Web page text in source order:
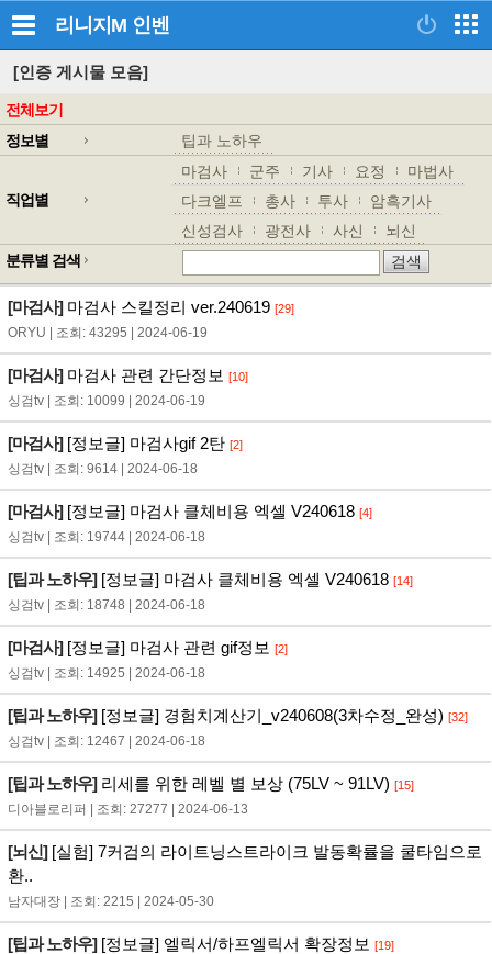
리니지M 인벤
[인증 게시물 모음]
전체보기
정보별
팁과 노하우
직업별
마검사 군주 기사 요정
마법사
다크엘프
총사 투사
암흑기사
신성검사
광전사 사신
뇌신
분류별 검색
[마검사]마검사 스킬정리 ver.240619 [29]
ORYU | 조회: 43295 | 2024-06-19
[마검사]마검사 관련 간단정보 [10]
싱검tv | 조회: 10099 | 2024-06-19
[마검사][정보글] 마검사gif 2탄 [2]
싱검tv | 조회: 9614 | 2024-06-18
[마검사][정보글] 마검사 클체비용 엑셀 V240618 [4]
싱검tv | 조회: 19744 | 2024-06-18
[팁과 노하우][정보글] 마검사 클체비용 엑셀 V240618 [14]
싱검tv | 조회: 18748 | 2024-06-18
[마검사][정보글] 마검사 관련 gif정보 [2]
싱검tv | 조회: 14925 | 2024-06-18
[팁과 노하우][정보글] 경험치계산기_v240608(3차수정_완성) [32]
싱검tv | 조회: 12467 | 2024-06-18
[팁과 노하우]리세를 위한 레벨 별 보상 (75LV ~ 91LV) [15]
디아블로리퍼 | 조회: 27277 | 2024-06-13
[뇌신][실험] 7커검의 라이트닝스트라이크 발동확률을 쿨타임으로
환..
남자대장 | 조회: 2215 | 2024-05-30
[팁과 노하우][정보글] 엘릭서/하프엘릭서 확장정보 [19]